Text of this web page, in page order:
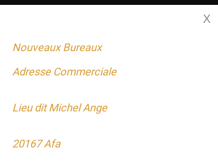
X
Nouveaux Bureaux
Adresse Commerciale
Lieu dit Michel Ange
20167 Afa